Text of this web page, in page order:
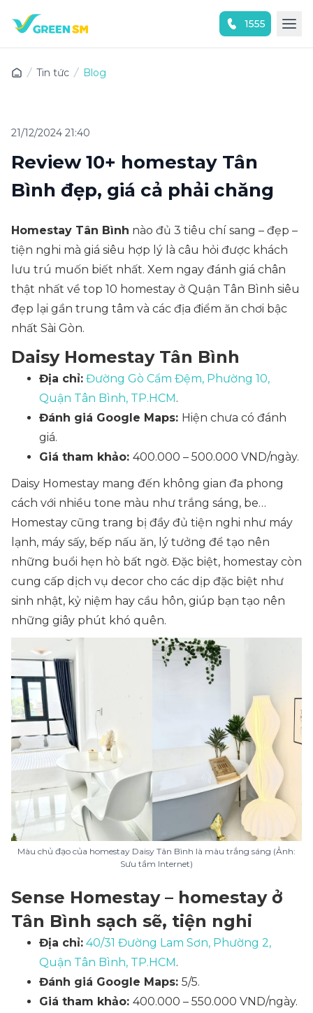
1555
Tin tức Blog
21/12/2024 21:40
Review 10+ homestay Tân
Bình đẹp, giá cả phải chăng
Homestay Tân Bình nào đủ 3 tiêu chí sang – đẹp –
tiện nghi mà giá siêu hợp lý là câu hỏi được khách
lưu trú muốn biết nhất. Xem ngay đánh giá chân
thật nhất về top 10 homestay ở Quận Tân Bình siêu
đẹp lại gần trung tâm và các địa điểm ăn chơi bậc
nhất Sài Gòn.
Daisy Homestay Tân Bình
Địa chỉ: Đường Gò Cẩm Đệm, Phường 10,
Quận Tân Bình, TP.HCM.
Đánh giá Google Maps: Hiện chưa có đánh
giá.
Giá tham khảo: 400.000 – 500.000 VND/ngày.
Daisy Homestay mang đến không gian đa phong
cách với nhiều tone màu như trắng sáng, be…
Homestay cũng trang bị đầy đủ tiện nghi như máy
lạnh, máy sấy, bếp nấu ăn, lý tưởng để tạo nên
những buổi hẹn hò bất ngờ. Đặc biệt, homestay còn
cung cấp dịch vụ decor cho các dịp đặc biệt như
sinh nhật, kỷ niệm hay cầu hôn, giúp bạn tạo nên
những giây phút khó quên.
Màu chủ đạo của homestay Daisy Tân Bình là màu trắng sáng (Ảnh:
Sưu tầm Internet)
Sense Homestay – homestay ở
Tân Bình sạch sẽ, tiện nghi
Địa chỉ: 40/31 Đường Lam Sơn, Phường 2,
Quận Tân Bình, TP.HCM.
Đánh giá Google Maps: 5/5.
Giá tham khảo: 400.000 – 550.000 VND/ngày.